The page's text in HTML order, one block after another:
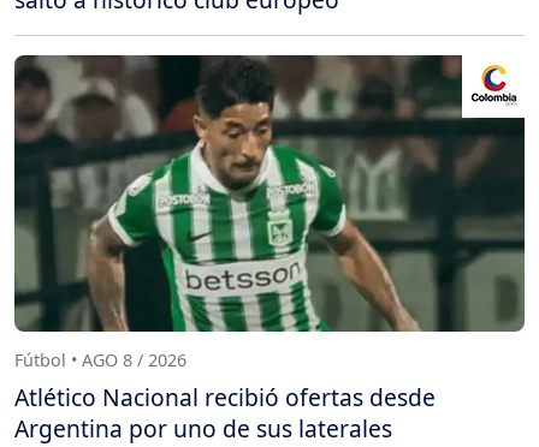
Fútbol • AGO 8 / 2026
Atlético Nacional recibió ofertas desde
Argentina por uno de sus laterales